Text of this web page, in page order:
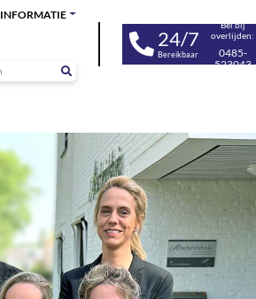
INFORMATIE
24/7
Bereikbaar
Bel bij
overlijden:
0485-
523043